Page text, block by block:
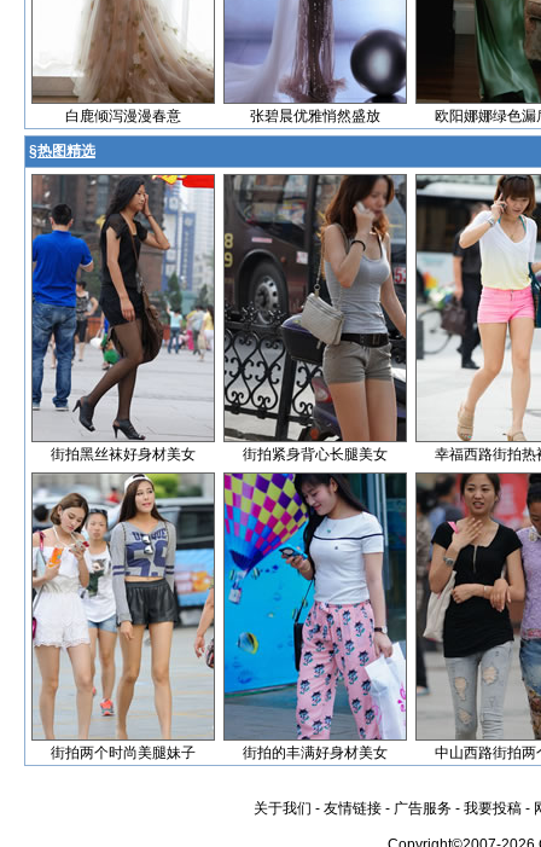
白鹿倾泻漫漫春意 张碧晨优雅悄然盛放 欧阳娜娜绿色漏
§热图精选
街拍黑丝袜好身材美女 街拍紧身背心长腿美女 幸福西路街拍热
街拍两个时尚美腿妹子 街拍的丰满好身材美女 中山西路街拍两
关于我们 - 友情链接 - 广告服务 - 我要投稿 -